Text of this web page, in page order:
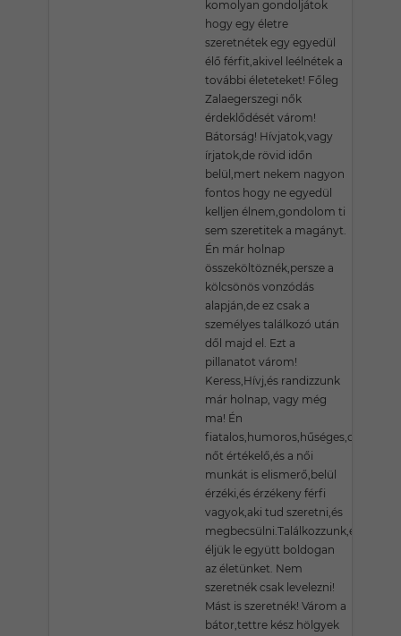
komolyan gondoljátok
hogy egy életre
szeretnétek egy egyedül
élő férfit,akivel leélnétek a
további életeteket! Főleg
Zalaegerszegi nők
érdeklődését várom!
Bátorság! Hívjatok,vagy
írjatok,de rövid időn
belül,mert nekem nagyon
fontos hogy ne egyedül
kelljen élnem,gondolom ti
sem szeretitek a magányt.
Én már holnap
összeköltöznék,persze a
kölcsönös vonzódás
alapján,de ez csak a
személyes találkozó után
dől majd el. Ezt a
pillanatot várom!
Keress,Hívj,és randizzunk
már holnap, vagy még
ma! Én
fiatalos,humoros,hűséges,dolgos,a
nőt értékelő,és a női
munkát is elismerő,belül
érzéki,és érzékeny férfi
vagyok,aki tud szeretni,és
megbecsülni.Találkozzunk,és
éljük le együtt boldogan
az életünket. Nem
szeretnék csak levelezni!
Mást is szeretnék! Várom a
bátor,tettre kész hölgyek